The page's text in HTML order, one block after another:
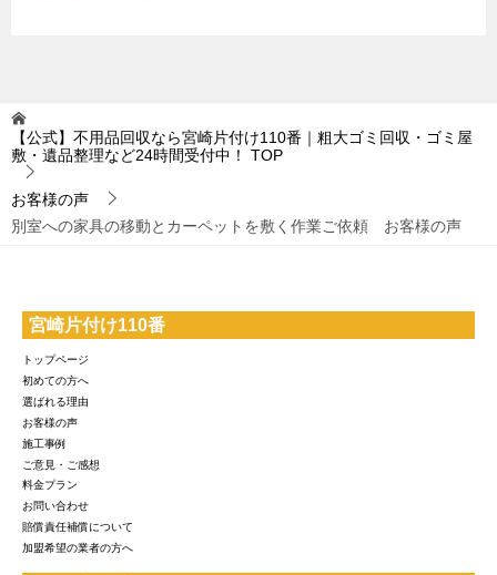
【公式】不用品回収なら宮崎片付け110番｜粗大ゴミ回収・ゴミ屋
敷・遺品整理など24時間受付中！
TOP
お客様の声
別室への家具の移動とカーペットを敷く作業ご依頼 お客様の声
宮崎片付け110番
トップページ
初めての方へ
選ばれる理由
お客様の声
施工事例
ご意見・ご感想
料金プラン
お問い合わせ
賠償責任補償について
加盟希望の業者の方へ